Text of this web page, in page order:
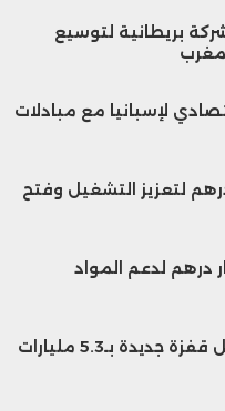
بريطانية لتوسيع
لإسبانيا مع مبادلات
خطة بـ15 مليار درهم لتعزيز التشغيل وفتح
تخصيص 13.2 مليار درهم لدعم المواد
التجارة المغربية البريطانية تسجل قفزة جديدة بـ5.3 مليارات